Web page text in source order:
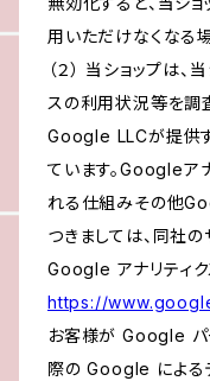
用いただけなくなる
（２） 当ショップは
スの利用状況等を調
Google LLCが提供
ています。Googleア
れる仕組みその他
つきましては、同社の
Google アナリティク
https://
お客様が Google パ
際の Google による